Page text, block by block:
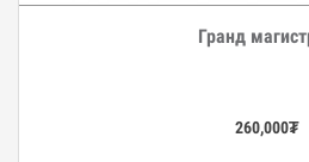
Гранд
260,000₮